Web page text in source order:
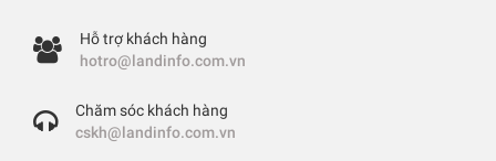
Hỗ trợ khách hàng
hotro@landinfo.com.vn
Chăm sóc khách hàng
cskh@landinfo.com.vn